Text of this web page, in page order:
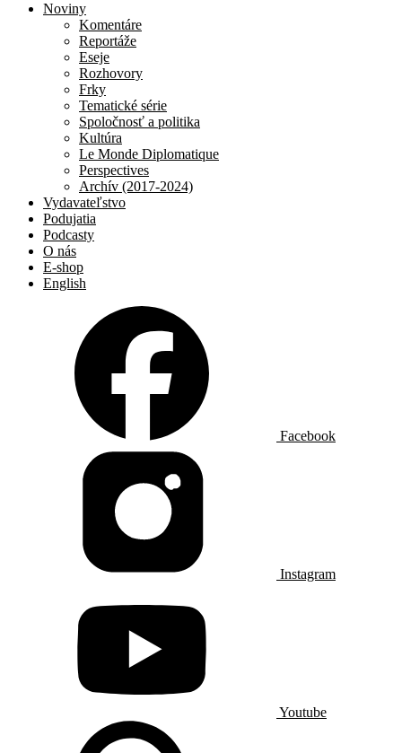
Noviny
Komentáre
Reportáže
Eseje
Rozhovory
Frky
Tematické série
Spoločnosť a politika
Kultúra
Le Monde Diplomatique
Perspectives
Archív (2017-2024)
Vydavateľstvo
Podujatia
Podcasty
O nás
E-shop
English
Facebook
Instagram
Youtube